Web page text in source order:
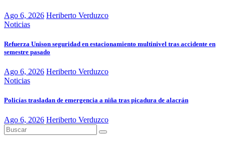
Ago 6, 2026 Heriberto Verduzco
Noticias
Refuerza Unison seguridad en estacionamiento multinivel tras accidente en
semestre pasado
Ago 6, 2026 Heriberto Verduzco
Noticias
Policías trasladan de emergencia a niña tras picadura de alacrán
Ago 6, 2026 Heriberto Verduzco